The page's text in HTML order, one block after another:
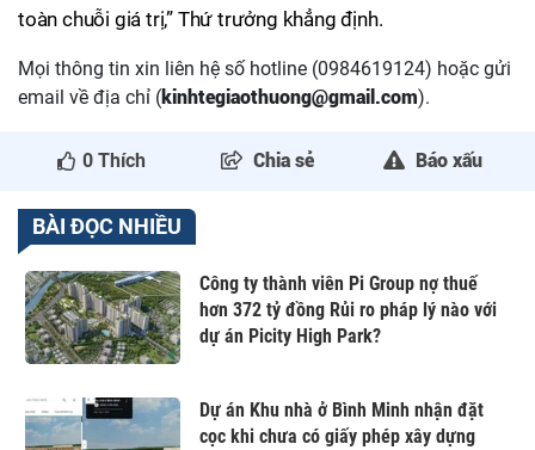
toàn chuỗi giá trị,” Thứ trưởng khẳng định.
Mọi thông tin xin liên hệ số hotline (0984619124) hoặc gửi
email về địa chỉ (kinhtegiaothuong@gmail.com).
0 Thích Chia sẻ Báo xấu
BÀI ĐỌC NHIỀU
Công ty thành viên Pi Group nợ thuế
hơn 372 tỷ đồng Rủi ro pháp lý nào với
dự án Picity High Park?
Dự án Khu nhà ở Bình Minh nhận đặt
cọc khi chưa có giấy phép xây dựng